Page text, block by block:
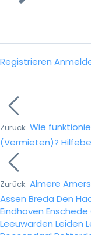
Registrieren
Zurück Wie
(Vermieten)?
Zurück Almere
Assen Breda Den
Eindhoven Enschede
Leeuwarden Leiden